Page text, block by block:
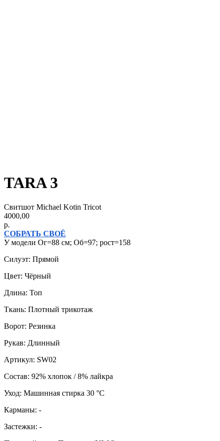
TARA 3
Свитшот Michael Kotin Tricot
4000,00
р.
СОБРАТЬ СВОЁ
У модели Ог=88 см; Об=97; рост=158
Силуэт: Прямой
Цвет: Чёрный
Длина: Топ
Ткань: Плотный трикотаж
Ворот: Резинка
Рукав: Длинный
Артикул: SW02
Состав: 92% хлопок / 8% лайкра
Уход: Машинная стирка 30 °C
Карманы: -
Застежки: -